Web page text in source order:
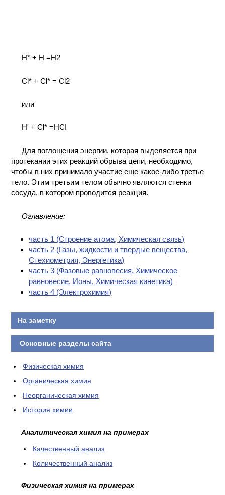
H* + H =H2
Сl* + Cl* = Cl2
или
H' + Сl* =HCI
Для поглощения энергии, которая выделяется при
протекании этих реакций обрыва цепи, необходимо,
чтобы в них принимало участие еще какое-либо третье
тело. Этим третьим телом обычно являются стенки
сосуда, в котором проводится реакция.
Оглавление:
часть 1 (Cтроение атома, Химическая связь)
часть 2 (Газы, жидкости и твердые вещества,
Стехиометрия, Энергетика)
часть 3 (Фазовые равновесия, Химическое
равновесие, Ионы, Химическая кинетика)
часть 4 (Электрохимия)
На заметку
Основные разделы сайта
Физическая химия
Органическая химия
Неорганическая химия
История химии
Аналитическая химия на примерах
Качественный анализ
Количественный анализ
Физическая химия на примерах